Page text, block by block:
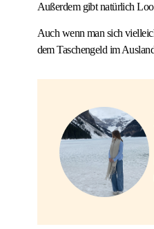
Außerdem gibt natürlich
Auch wenn man sich
dem Taschengeld im